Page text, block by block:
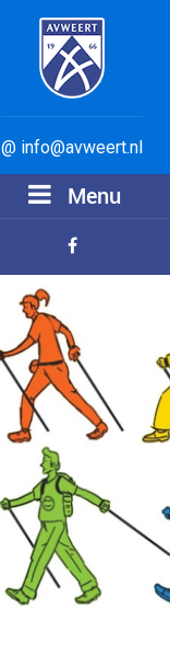
@ info@avweert.nl
Menu